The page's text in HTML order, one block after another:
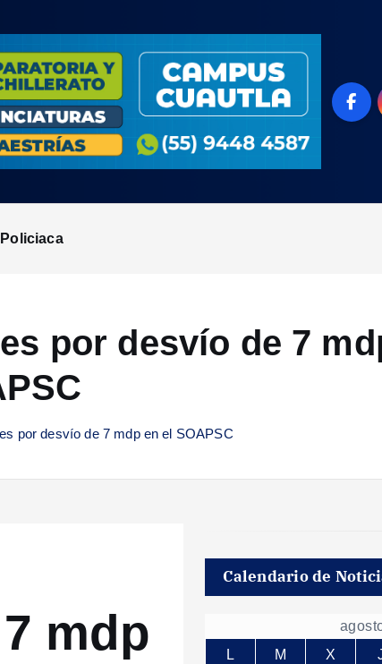
Policiaca
por desvío de 7
por desvío de 7 mdp en el SOAPSC
mdp
Calendario de
L
M X